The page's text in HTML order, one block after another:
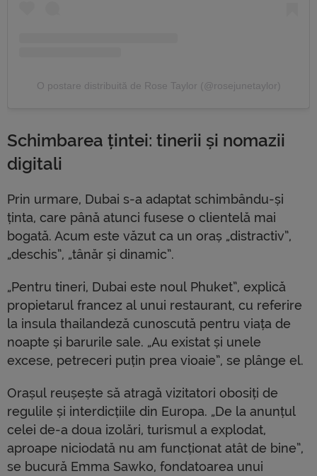
O postare distribuită de Rose Taylor (@rosejunetaylor)
Schimbarea țintei: tinerii și nomazii
digitali
Prin urmare, Dubai s-a adaptat schimbându-și
ținta, care până atunci fusese o clientelă mai
bogată. Acum este văzut ca un oraș „distractiv”,
„deschis”, „tânăr și dinamic”.
„Pentru tineri, Dubai este noul Phuket”, explică
propietarul francez al unui restaurant, cu referire
la insula thailandeză cunoscută pentru viața de
noapte și barurile sale. „Au existat și unele
excese, petreceri puțin prea vioaie”, se plânge el.
Orașul reușește să atragă vizitatori obosiți de
regulile și interdicțiile din Europa. „De la anunțul
celei de-a doua izolări, turismul a explodat,
aproape niciodată nu am funcționat atât de bine”,
se bucură Emma Sawko, fondatoarea unui